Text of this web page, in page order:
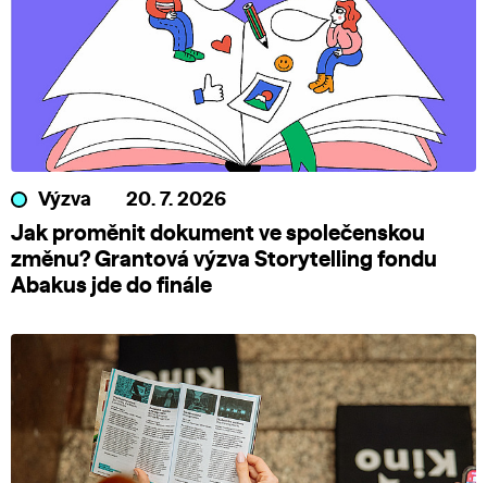
Výzva 20. 7. 2026
Jak proměnit dokument ve společenskou
změnu? Grantová výzva Storytelling fondu
Abakus jde do finále